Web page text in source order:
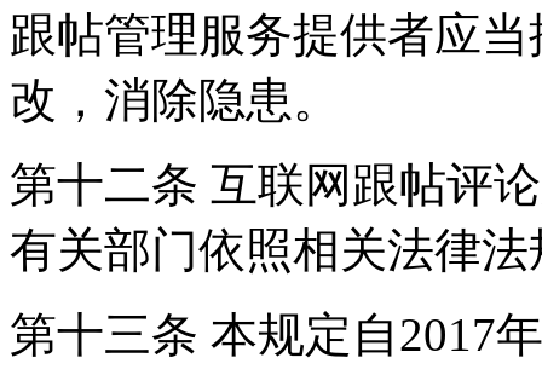
跟帖管理服务提供者应
改，消除隐患。
第十二条 互联网跟帖评
有关部门依照相关法律
第十三条 本规定自2017